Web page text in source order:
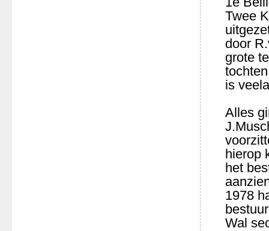
Twee
door
grote
is
Alles
hierop
het
1978
Wal